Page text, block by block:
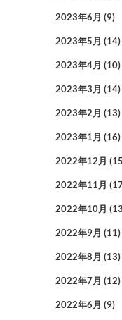
2023年6月 (9)
2023年5月 (14)
2023年4月 (10)
2023年3月 (14)
2023年2月 (13)
2023年1月 (16)
2022年12月
2022年11月
2022年10月
2022年9月 (11)
2022年8月 (13)
2022年7月 (12)
2022年6月 (9)